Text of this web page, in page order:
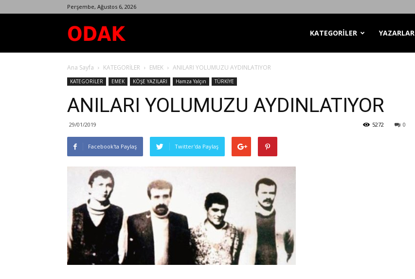
Perşembe, Ağustos 6, 2026
Dergisi
KATEGORİLER YAZARLAR
Ana Sayfa KATEGORİLER EMEK ANILARI YOLUMUZU AYDINLATIYOR
KATEGORİLER EMEK KÖŞE YAZILARI Hamza Yalçın TÜRKİYE
ANILARI YOLUMUZU AYDINLATIYOR
29/01/2019 0
5272
Facebook'ta Paylaş Twitter'da Paylaş